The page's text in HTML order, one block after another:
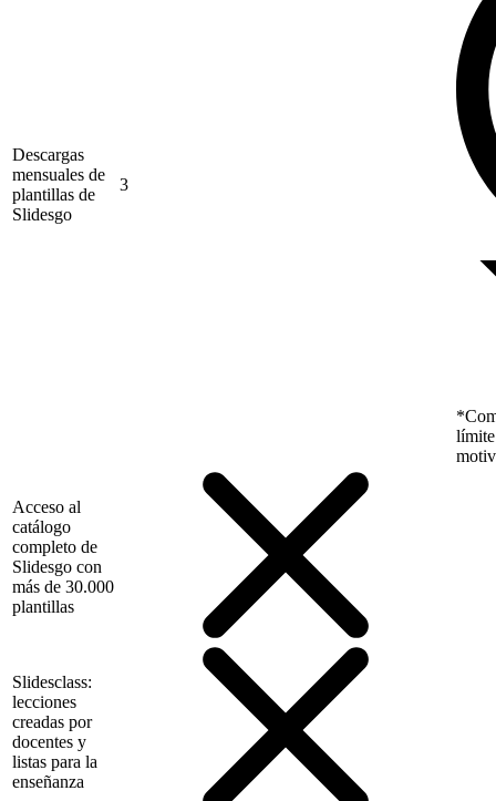
Descargas
mensuales de
plantillas de
Slidesgo
3
límite
Acceso al
catálogo
completo de
Slidesgo con
más de 30.000
plantillas
Slidesclass:
lecciones
creadas por
docentes y
listas para la
enseñanza